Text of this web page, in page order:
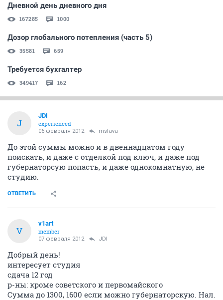
Дневной день дневного дня
167285 1000
Дозор глобального потепления (часть 5)
35581 659
Требуется бухгалтер
349417 162
J
JDI
experienced
06 февраля 2012 mslava
До этой суммы можно и в двеннадцатом году
поискать, и даже с отделкой под ключ, и даже под
губернаторсую попасть, и даже однокомнатную, не
студию.
ОТВЕТИТЬ
V
v1art
member
07 февраля 2012 JDI
Добрый день!
интересует студия
сдача 12 год
р-ны: кроме советского и первомайского
Сумма до 1300, 1600 если можно губернаторскую. Нал.